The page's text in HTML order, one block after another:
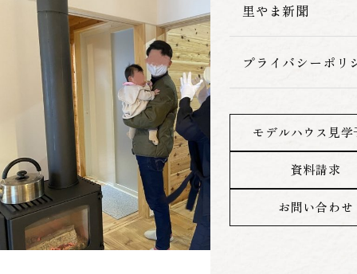
里やま新聞
プライバシーポリ
モデルハウス見学
資料請求
お問い合わせ